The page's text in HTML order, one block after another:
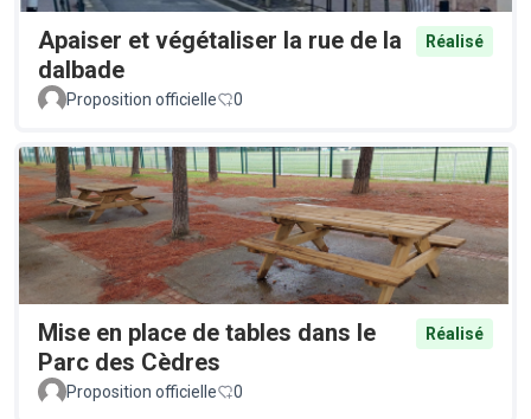
Apaiser et végétaliser la rue de la
dalbade
Réalisé
Proposition officielle 0
Mise en place de tables dans le
Parc des Cèdres
Réalisé
Proposition officielle 0